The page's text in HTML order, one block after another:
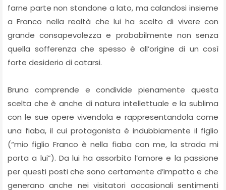
farne parte non standone a lato, ma calandosi insieme
a Franco nella realtà che lui ha scelto di vivere con
grande consapevolezza e probabilmente non senza
quella sofferenza che spesso è all’origine di un così
forte desiderio di catarsi.
Bruna comprende e condivide pienamente questa
scelta che è anche di natura intellettuale e la sublima
con le sue opere vivendola e rappresentandola come
una fiaba, il cui protagonista è indubbiamente il figlio
(“mio figlio Franco è nella fiaba con me, la strada mi
porta a lui”). Da lui ha assorbito l‘amore e la passione
per questi posti che sono certamente d’impatto e che
generano anche nei visitatori occasionali sentimenti